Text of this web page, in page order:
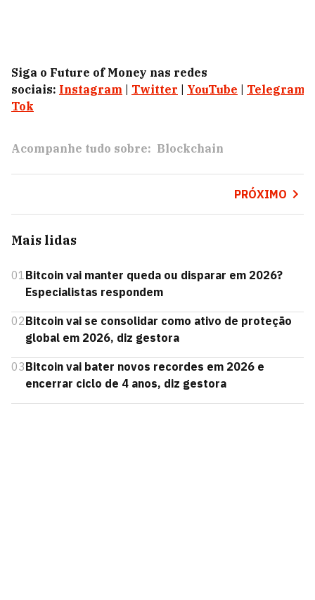
Siga o Future of Money nas redes
sociais: Instagram | Twitter | YouTube | Telegram
Tok
Acompanhe tudo sobre: Blockchain
PRÓXIMO
Mais lidas
01 Bitcoin vai manter queda ou disparar em 2026?
Especialistas respondem
02Bitcoin vai se consolidar como ativo de proteção
global em 2026, diz gestora
03Bitcoin vai bater novos recordes em 2026 e
encerrar ciclo de 4 anos, diz gestora